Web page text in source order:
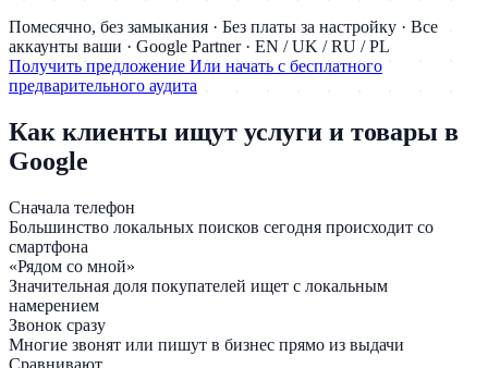
Помесячно, без замыкания · Без платы за настройку · Все
аккаунты ваши · Google Partner · EN / UK / RU / PL
Получить предложение Или начать с бесплатного
предварительного аудита
Как клиенты ищут услуги и товары в
Google
Сначала телефон
Большинство локальных поисков сегодня происходит со
смартфона
«Рядом со мной»
Значительная доля покупателей ищет с локальным
намерением
Звонок сразу
Многие звонят или пишут в бизнес прямо из выдачи
Сравнивают